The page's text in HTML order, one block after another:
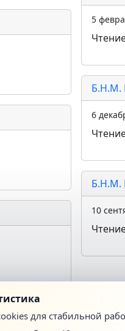
5
Б.Н.М.
6
Б.Н.М.
10
для стабильной